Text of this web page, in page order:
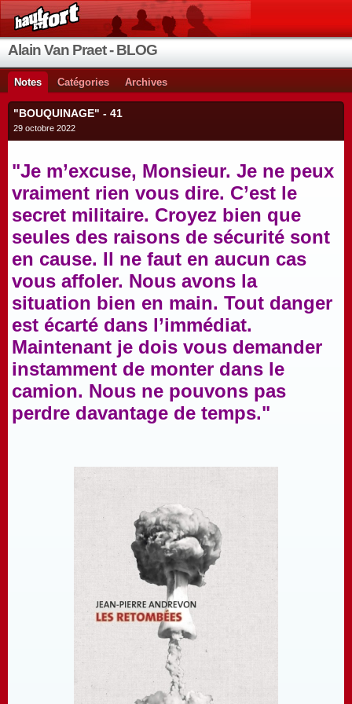
Alain Van Praet - BLOG
Notes Catégories Archives
"BOUQUINAGE" - 41
29 octobre 2022
"Je m’excuse, Monsieur. Je ne peux
vraiment rien vous dire. C’est le
secret militaire. Croyez bien que
seules des raisons de sécurité sont
en cause. Il ne faut en aucun cas
vous affoler. Nous avons la
situation bien en main. Tout danger
est écarté dans l’immédiat.
Maintenant je dois vous demander
instamment de monter dans le
camion. Nous ne pouvons pas
perdre davantage de temps."